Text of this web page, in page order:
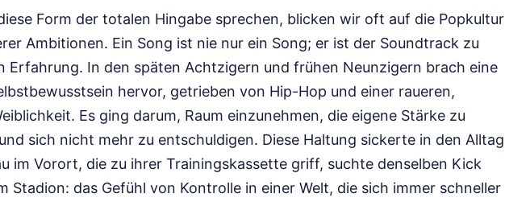
Form der totalen Hingabe sprechen, blicken wir oft auf die Popkultur
Ambitionen. Ein Song ist nie nur ein Song; er ist der Soundtrack zu
Erfahrung. In den späten Achtzigern und frühen Neunzigern brach eine
hervor, getrieben von Hip-Hop und einer raueren,
Es ging darum, Raum einzunehmen, die eigene Stärke zu
sich nicht mehr zu entschuldigen. Diese Haltung sickerte in den Alltag
im Vorort, die zu ihrer Trainingskassette griff, suchte denselben Kick
Stadion: das Gefühl von Kontrolle in einer Welt, die sich immer schneller